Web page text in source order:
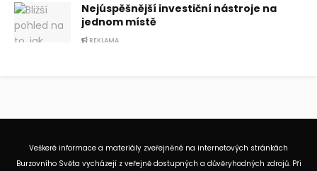
Nejúspěšnější investiční nástroje na
jednom místě
REKLAMA
Veškeré informace a materiály zveřejněné na internetových stránkách
Burzovního Světa vycházejí z veřejně dostupných a důvěryhodných zdrojů. Při